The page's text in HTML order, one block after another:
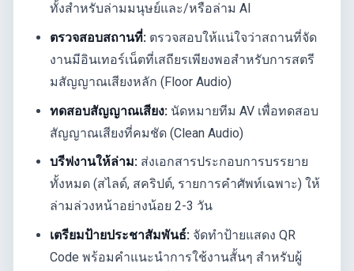
ทั้งสำหรับล่ามมนุษย์และ/หรือล่าม AI
ตรวจสอบสถานที่: ตรวจสอบให้แน่ใจว่าสถานที่จัด
งานมีอินเทอร์เน็ตที่เสถียรเพียงพอสำหรับการสตรี
มสัญญาณเสียงหลัก (Floor Audio)
ทดสอบสัญญาณเสียง: นัดหมายทีม AV เพื่อทดสอบ
สัญญาณเสียงที่คมชัด (Clean Audio)
บรีฟงานให้ล่าม: ส่งเอกสารประกอบการบรรยาย
ทั้งหมด (สไลด์, สคริปต์, รายการคำศัพท์เฉพาะ) ให้
ล่ามล่วงหน้าอย่างน้อย 2-3 วัน
เตรียมป้ายประชาสัมพันธ์: จัดทำป้ายแสดง QR
Code พร้อมคำแนะนำการใช้งานสั้นๆ สำหรับผู้